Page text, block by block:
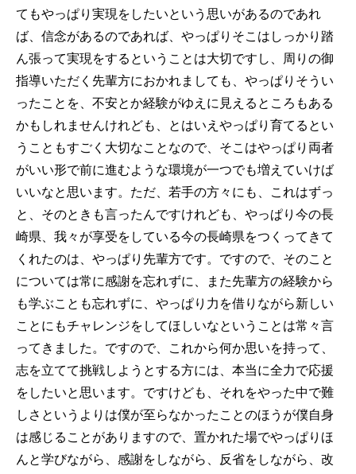
てもやっぱり実現をしたいという思いがあるのであれ
ば、信念があるのであれば、やっぱりそこはしっかり踏
ん張って実現をするということは大切ですし、周りの御
指導いただく先輩方におかれましても、やっぱりそうい
ったことを、不安とか経験がゆえに見えるところもある
かもしれませんけれども、とはいえやっぱり育てるとい
うこともすごく大切なことなので、そこはやっぱり両者
がいい形で前に進むような環境が一つでも増えていけば
いいなと思います。ただ、若手の方々にも、これはずっ
と、そのときも言ったんですけれども、やっぱり今の長
崎県、我々が享受をしている今の長崎県をつくってきて
くれたのは、やっぱり先輩方です。ですので、そのこと
については常に感謝を忘れずに、また先輩方の経験から
も学ぶことも忘れずに、やっぱり力を借りながら新しい
ことにもチャレンジをしてほしいなということは常々言
ってきました。ですので、これから何か思いを持って、
志を立てて挑戦しようとする方には、本当に全力で応援
をしたいと思います。ですけども、それをやった中で難
しさというよりは僕が至らなかったことのほうが僕自身
は感じることがありますので、置かれた場でやっぱりほ
んと学びながら、感謝をしながら、反省をしながら、改